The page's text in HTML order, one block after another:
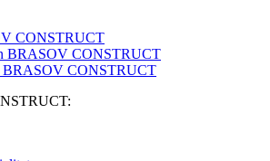
CONSTRUCT
BRASOV CONSTRUCT
BRASOV CONSTRUCT